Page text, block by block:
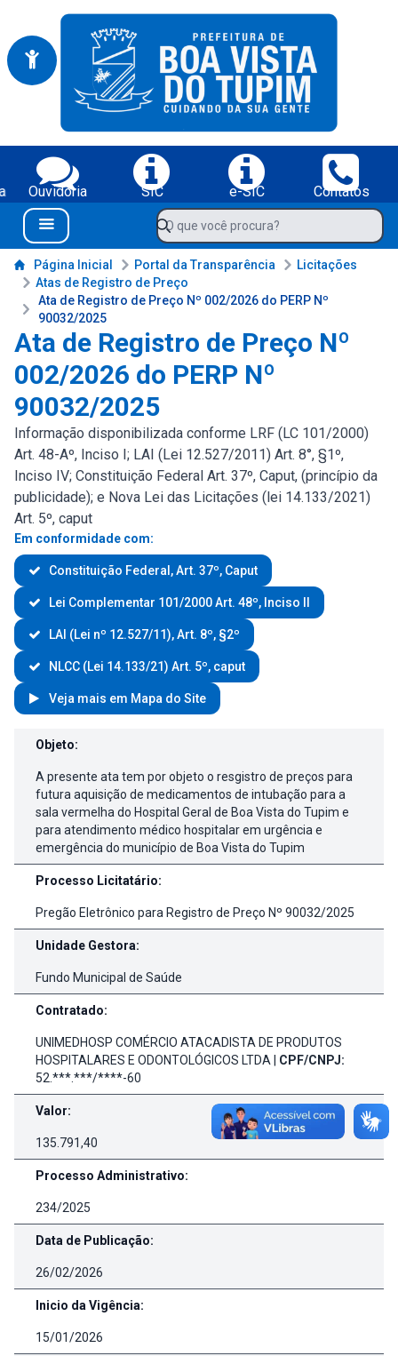
Portal da Prefeitura Municipal de Boa Vista do Tupim-BA
Serviços da Prefeitura Municipal de Boa Vista do Tupim-BA;
Ouvidoria SIC e-SIC
Contatos
Navegue pelo portal da Prefeitura de Boa Vista do Tupim-BA
Menu Bar
O que você procura?
Conteúdo da Prefeitura de Boa Vista do Tupim-BA
Página Inicial Portal da Transparência
Licitações
Atas de Registro de Preço
Ata de Registro de Preço Nº 002/2026 do PERP Nº
90032/2025
Ata de Registro de Preço Nº
002/2026 do PERP Nº
90032/2025
Informação disponibilizada conforme LRF (LC 101/2000)
Art. 48-Aº, Inciso I; LAI (Lei 12.527/2011) Art. 8°, §1º,
Inciso IV; Constituição Federal Art. 37º, Caput, (princípio da
publicidade); e Nova Lei das Licitações (lei 14.133/2021)
Art. 5º, caput
Em conformidade com:
Constituição Federal, Art. 37º, Caput
Lei Complementar 101/2000 Art. 48º, Inciso II
LAI (Lei nº 12.527/11), Art. 8º, §2º
NLCC (Lei 14.133/21) Art. 5º, caput
Veja mais em Mapa do Site
Atas de Registro de Preços
Objeto:
A presente ata tem por objeto o resgistro de preços para
futura aquisição de medicamentos de intubação para a
sala vermelha do Hospital Geral de Boa Vista do Tupim e
para atendimento médico hospitalar em urgência e
emergência do município de Boa Vista do Tupim
Processo Licitatário:
Pregão Eletrônico para Registro de Preço Nº 90032/2025
Unidade Gestora:
Fundo Municipal de Saúde
Contratado:
UNIMEDHOSP COMÉRCIO ATACADISTA DE PRODUTOS
HOSPITALARES E ODONTOLÓGICOS LTDA | CPF/CNPJ:
52.***.***/****-60
Valor:
135.791,40
Processo Administrativo:
234/2025
Data de Publicação:
26/02/2026
Inicio da Vigência:
15/01/2026